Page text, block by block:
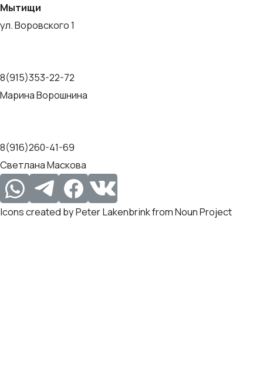
Мытищи
ул. Воровского 1
8(915)353-22-72
Марина Ворошнина
8(916)260-41-69
Светлана Маскова
Icons created by Peter Lakenbrink from Noun Project